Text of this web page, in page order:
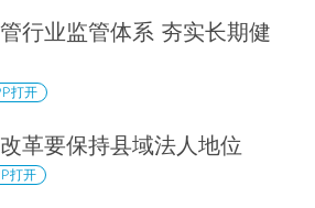
行业监管体系 夯实长期健
打开
革要保持县域法人地位
打开